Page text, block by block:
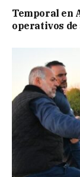
Temporal en
operativos